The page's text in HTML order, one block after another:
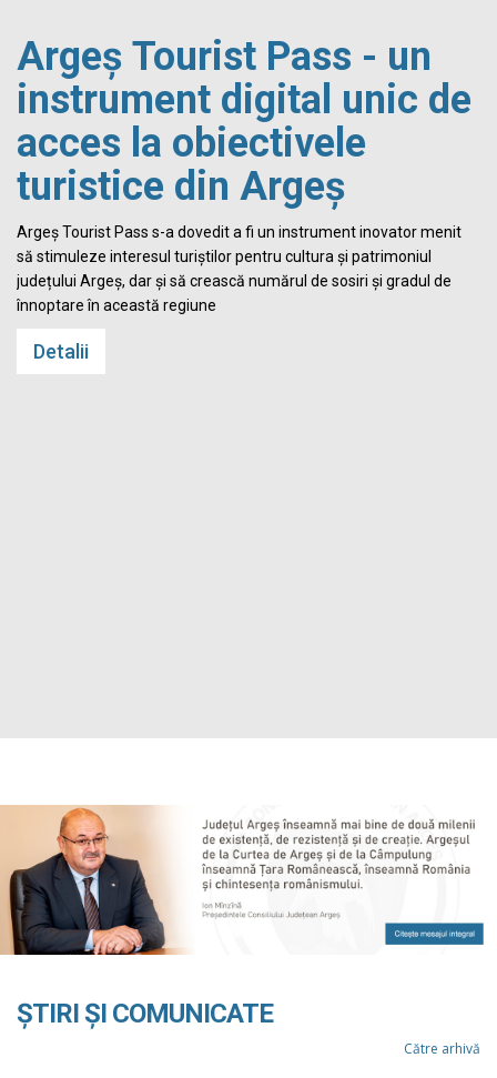
Argeș Tourist Pass - un
instrument digital unic de
acces la obiectivele
turistice din Argeș
Argeș Tourist Pass s-a dovedit a fi un instrument inovator menit
să stimuleze interesul turiștilor pentru cultura și patrimoniul
județului Argeș, dar și să crească numărul de sosiri și gradul de
înnoptare în această regiune
Detalii
ȘTIRI ȘI COMUNICATE
Către arhivă